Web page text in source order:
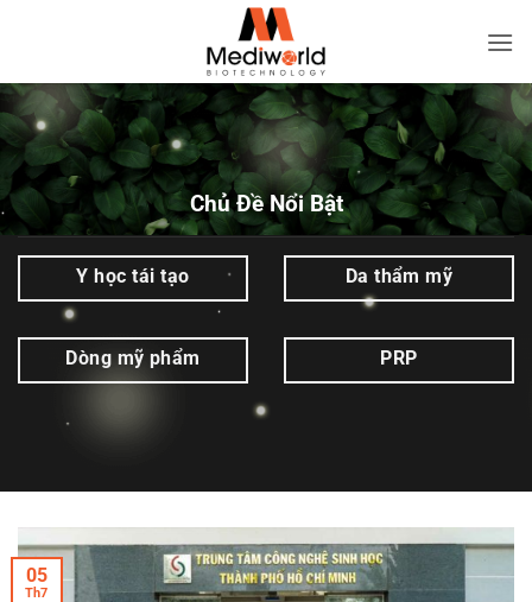
dungExtract
|
Mediworld
Chủ Đề Nổi Bật
Y học tái tạo Da thẩm mỹ
Dòng mỹ phẩm PRP
05
Th7